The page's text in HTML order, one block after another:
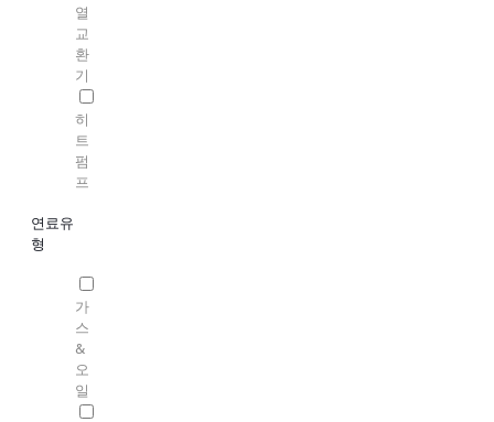
열
교
환
기
히
트
펌
프
연료유
형
가
스
&
오
일